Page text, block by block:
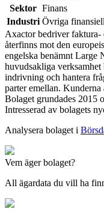
Sektor Finans
Industri Övriga
Axactor bedriver
återfinns mot den
engelska benämnt Large
huvudsakliga verksamhet
indrivning och hantera
parter emellan.
Bolaget grundades 2015
Intresserad av bolagets
Analysera bolaget i
Vem äger bolaget?
All ägardata du vill ha